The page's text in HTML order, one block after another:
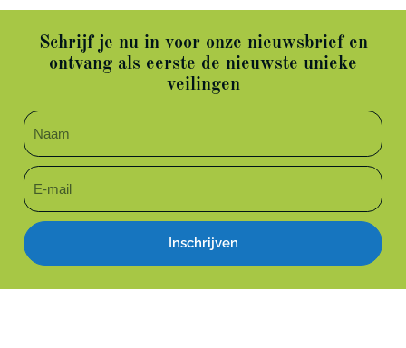
Schrijf je nu in voor onze nieuwsbrief en
ontvang als eerste de nieuwste unieke
veilingen
Inschrijven